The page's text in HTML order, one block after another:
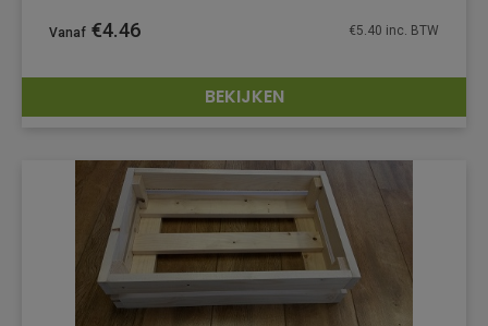
DETAILS
€4.46 €5.40 inc. BTW
BEKIJKEN